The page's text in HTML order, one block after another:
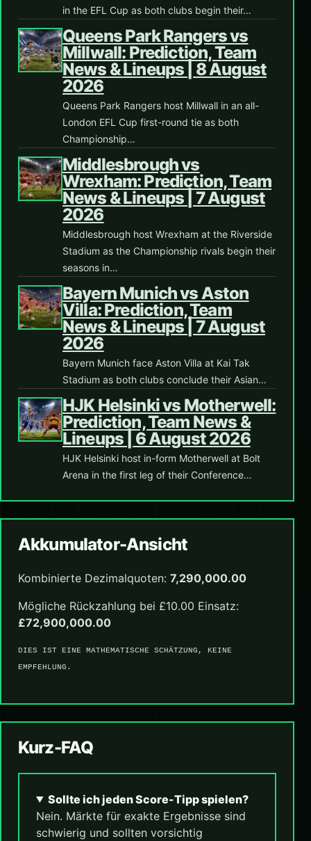
in the EFL Cup as both clubs begin their…
Queens Park Rangers vs
Millwall: Prediction, Team
News & Lineups | 8 August
2026
Queens Park Rangers host Millwall in an all-
London EFL Cup first-round tie as both
Championship…
Middlesbrough vs
Wrexham: Prediction, Team
News & Lineups | 7 August
2026
Middlesbrough host Wrexham at the Riverside
Stadium as the Championship rivals begin their
seasons in…
Bayern Munich vs Aston
Villa: Prediction, Team
News & Lineups | 7 August
2026
Bayern Munich face Aston Villa at Kai Tak
Stadium as both clubs conclude their Asian…
HJK Helsinki vs Motherwell:
Prediction, Team News &
Lineups | 6 August 2026
HJK Helsinki host in-form Motherwell at Bolt
Arena in the first leg of their Conference…
Akkumulator-Ansicht
Kombinierte Dezimalquoten: 7,290,000.00
Mögliche Rückzahlung bei £10.00 Einsatz:
£72,900,000.00
DIES IST EINE MATHEMATISCHE SCHÄTZUNG, KEINE
EMPFEHLUNG.
Kurz-FAQ
Sollte ich jeden Score-Tipp spielen?
Nein. Märkte für exakte Ergebnisse sind
schwierig und sollten vorsichtig